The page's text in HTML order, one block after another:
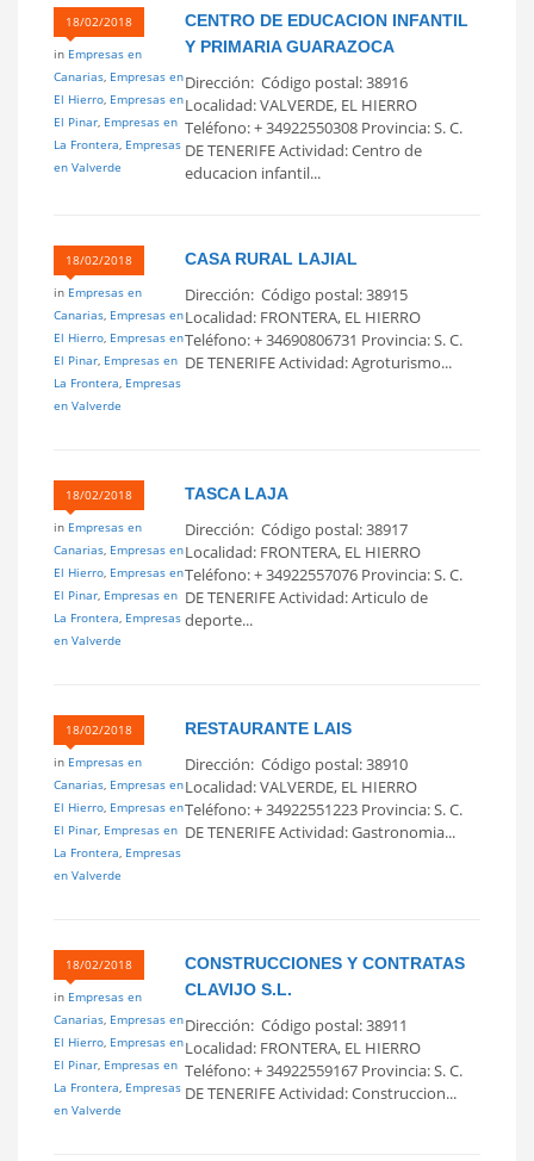
18/02/2018
in Empresas en
Canarias, Empresas en
El Hierro, Empresas en
El Pinar, Empresas en
La Frontera, Empresas
en Valverde
CENTRO DE EDUCACION INFANTIL
Y PRIMARIA GUARAZOCA
Dirección: Código postal: 38916
Localidad: VALVERDE, EL HIERRO
Teléfono: + 34922550308 Provincia: S. C.
DE TENERIFE Actividad: Centro de
educacion infantil...
18/02/2018
in Empresas en
Canarias, Empresas en
El Hierro, Empresas en
El Pinar, Empresas en
La Frontera, Empresas
en Valverde
CASA RURAL LAJIAL
Dirección: Código postal: 38915
Localidad: FRONTERA, EL HIERRO
Teléfono: + 34690806731 Provincia: S. C.
DE TENERIFE Actividad: Agroturismo...
18/02/2018
in Empresas en
Canarias, Empresas en
El Hierro, Empresas en
El Pinar, Empresas en
La Frontera, Empresas
en Valverde
TASCA LAJA
Dirección: Código postal: 38917
Localidad: FRONTERA, EL HIERRO
Teléfono: + 34922557076 Provincia: S. C.
DE TENERIFE Actividad: Articulo de
deporte...
18/02/2018
in Empresas en
Canarias, Empresas en
El Hierro, Empresas en
El Pinar, Empresas en
La Frontera, Empresas
en Valverde
RESTAURANTE LAIS
Dirección: Código postal: 38910
Localidad: VALVERDE, EL HIERRO
Teléfono: + 34922551223 Provincia: S. C.
DE TENERIFE Actividad: Gastronomia...
18/02/2018
in Empresas en
Canarias, Empresas en
El Hierro, Empresas en
El Pinar, Empresas en
La Frontera, Empresas
en Valverde
CONSTRUCCIONES Y CONTRATAS
CLAVIJO S.L.
Dirección: Código postal: 38911
Localidad: FRONTERA, EL HIERRO
Teléfono: + 34922559167 Provincia: S. C.
DE TENERIFE Actividad: Construccion...